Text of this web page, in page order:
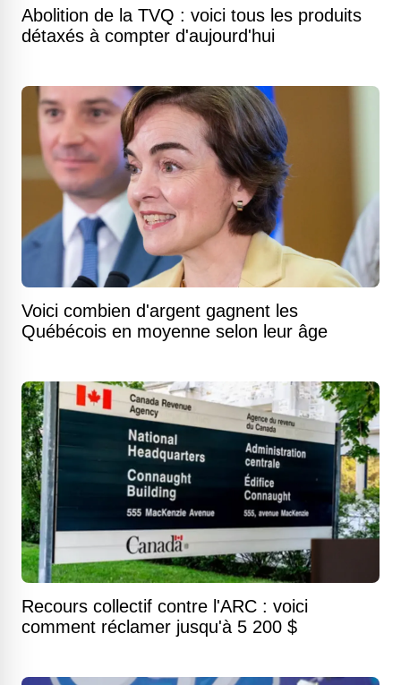
Abolition de la TVQ : voici tous les produits
détaxés à compter d'aujourd'hui
Voici combien d'argent gagnent les
Québécois en moyenne selon leur âge
Recours collectif contre l'ARC : voici
comment réclamer jusqu'à 5 200 $